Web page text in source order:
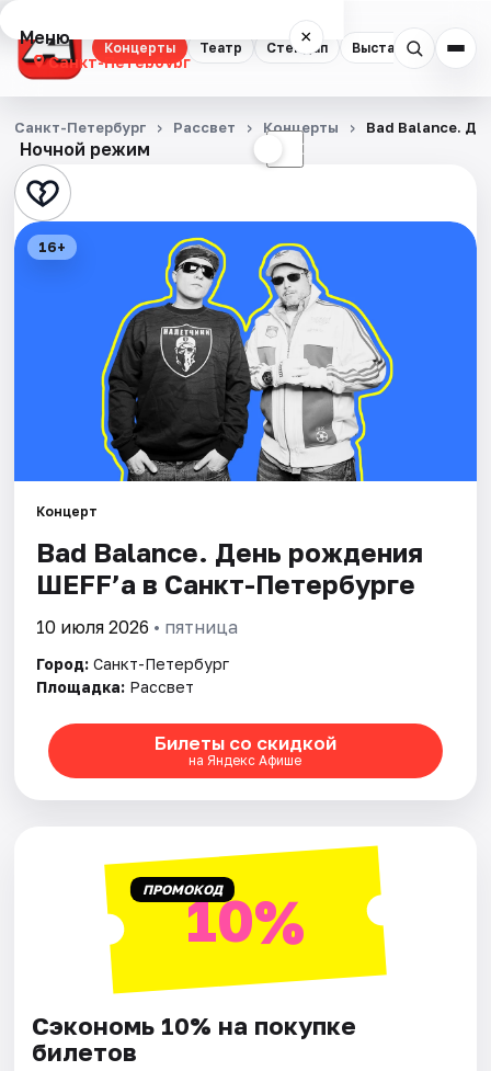
Концерты Театр Стендап Выставки
Меню ×
Санкт-Петербург
Концерты
Театр
Стендап
Экскурсии
Города
Площадки
Рейтинги
Ночной режим ☾
Санкт-Петербург Рассвет Концерты Bad Balance.
16+
Концерт
Bad Balance. День рождения
ШЕFF’а в Санкт-Петербурге
10 июля 2026 • пятница
Город: Санкт-Петербург
Площадка: Рассвет
Билеты со скидкой
на Яндекс Афише
ПРОМОКОД10%
Сэкономь 10% на покупке
билетов